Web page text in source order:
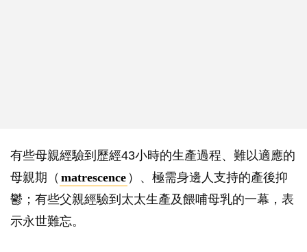
有些母親經驗到歷經43小時的生產過程、難以適應的
母親期（ matrescence ）、極需身邊人支持的產後抑
鬱；有些父親經驗到太太生產及餵哺母乳的一幕，表
示永世難忘。